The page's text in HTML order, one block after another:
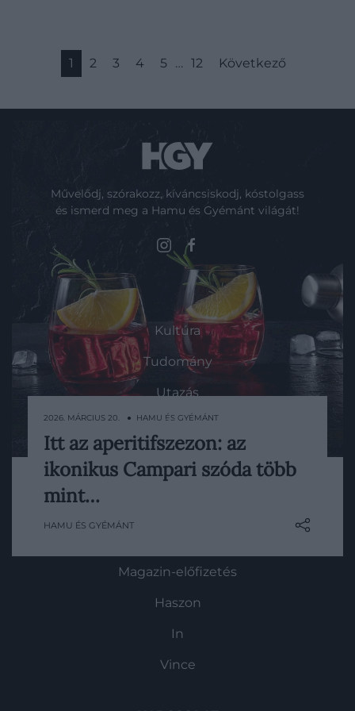
Az olaszok egyik legfontosabb rituáléja az
aperitivo, vagyis az a lazább, étkezés előtti
időszak, amikor az emberek barátokkal,
könnyedebbet, és néhány sós falat
Ennek részeként az…
2026. MÁRCIUS 20. ● HAMU ÉS GYÉMÁNT
Itt az aperitifszezon: az
ikonikus Campari szóda több
mint…
HAMU ÉS GYÉMÁNT
1 2 3 4 5 … 12 Következő
Művelődj, szórakozz, kíváncsiskodj, kóstolgass
és ismerd meg a Hamu és Gyémánt világát!
ROVATOK
Kultúra
Tudomány
Utazás
Pénz
Gasztronómia
Magazin
Magazin-előfizetés
Haszon
In
Vince